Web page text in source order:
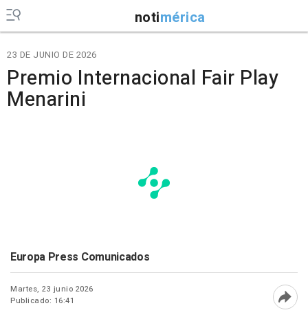
notimérica
23 DE JUNIO DE 2026
Premio Internacional Fair Play
Menarini
Europa Press Comunicados
Martes, 23 junio 2026
Publicado: 16:41